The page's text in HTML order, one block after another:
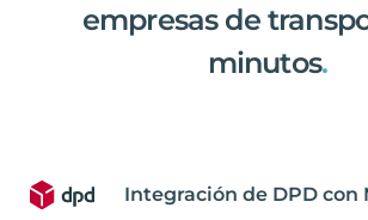
empresas de
minutos.
Integración de DPD con